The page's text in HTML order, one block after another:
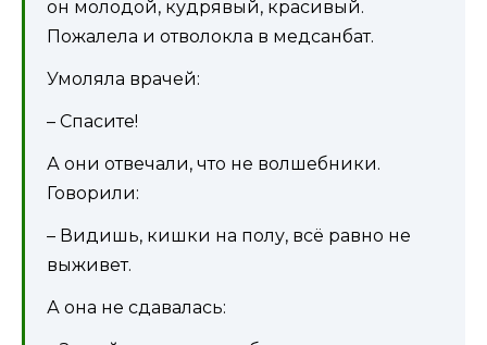
он молодой, кудрявый, красивый.
Пожалела и отволокла в медсанбат.
Умоляла врачей:
– Спасите!
А они отвечали, что не волшебники.
Говорили:
– Видишь, кишки на полу, всё равно не
выживет.
А она не сдавалась: